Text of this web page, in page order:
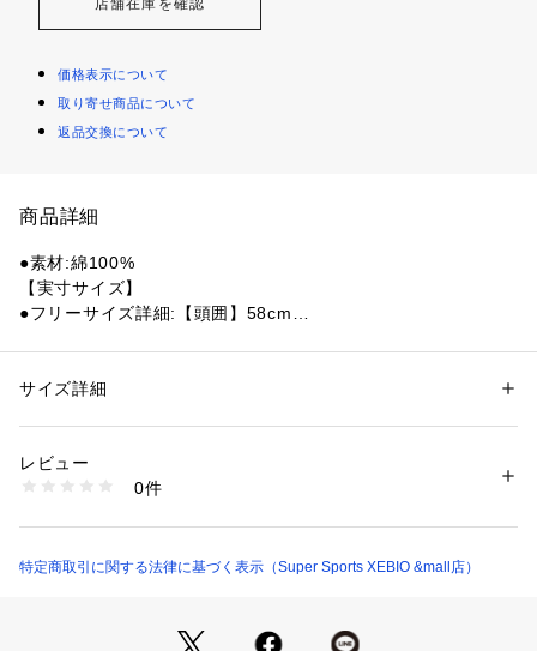
店舗在庫を確認
価格表示について
取り寄せ商品について
返品交換について
商品詳細
●素材:綿100%
【実寸サイズ】
●フリーサイズ詳細:【頭囲】58cm
●シンプルなNロゴ刺繍で仕上げた6パネルキャップ。
サイズ調整可能なアジャスターが付いています。
め、多少の誤差が生じる場合がございます。
※ブラウザやお使いのモニター環境により、掲載画像と実際の
性別：レディース
商品番号：
10867069701 （ショップ）
サイズ詳細
レビュー
0件
特定商取引に関する法律に基づく表示（Super Sports XEBIO &mall店）